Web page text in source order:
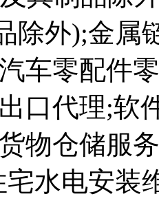
除外);金属
车零配件
口代理;软
物仓储服
宅水电安装